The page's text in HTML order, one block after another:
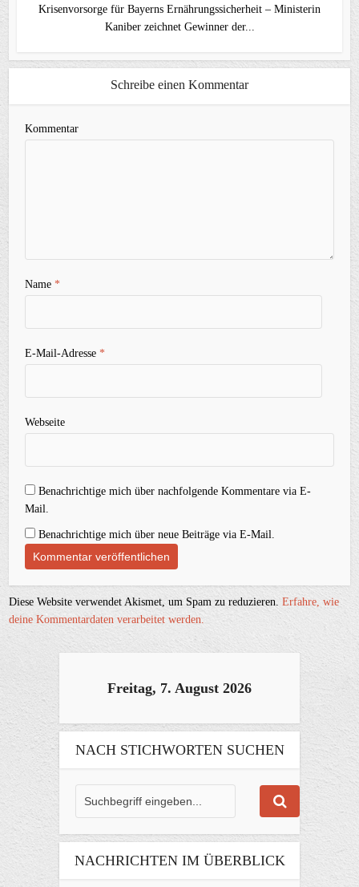
Krisenvorsorge für Bayerns Ernährungssicherheit – Ministerin
Kaniber zeichnet Gewinner der...
Schreibe einen Kommentar
Kommentar
Name*
E-Mail-Adresse*
Webseite
Benachrichtige mich über nachfolgende Kommentare via E-
Mail.
Benachrichtige mich über neue Beiträge via E-Mail.
Diese Website verwendet Akismet, um Spam zu reduzieren.Erfahre, wie
deine Kommentardaten verarbeitet werden.
Freitag, 7. August 2026
NACH STICHWORTEN SUCHEN
NACHRICHTEN IM ÜBERBLICK